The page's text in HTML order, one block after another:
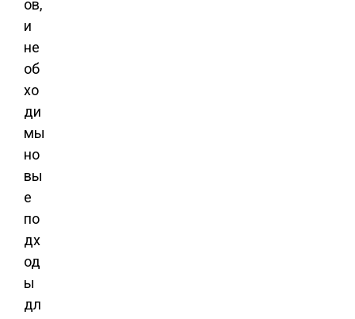
ов,
и
не
об
хо
ди
мы
но
вы
е
по
дх
од
ы
дл